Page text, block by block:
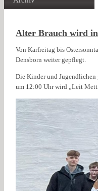
Alter Brauch wird
Von Karfreitag bis
Densborn weiter gepflegt.
Die Kinder und
um 12:00 Uhr wird „Leit